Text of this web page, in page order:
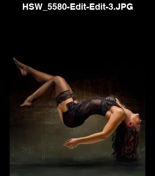
HSW_5580-Edit-Edit-3.JPG